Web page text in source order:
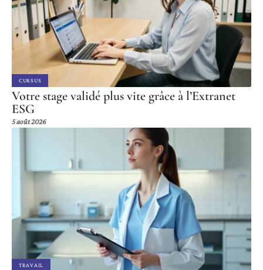
CURSUS
Votre stage validé plus vite grâce à l’Extranet
ESG
5 août 2026
TRAVAIL